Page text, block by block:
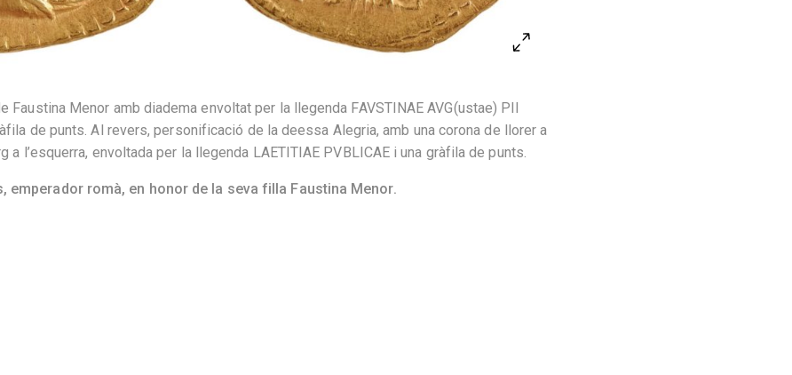
Faustina Menor amb diadema envoltat per la llegenda FAVSTINAE AVG(ustae) PII
de punts. Al revers, personificació de la deessa Alegria, amb una corona de llorer a
a l’esquerra, envoltada per la llegenda LAETITIAE PVBLICAE i una gràfila de punts.
emperador romà, en honor de la seva filla Faustina Menor.